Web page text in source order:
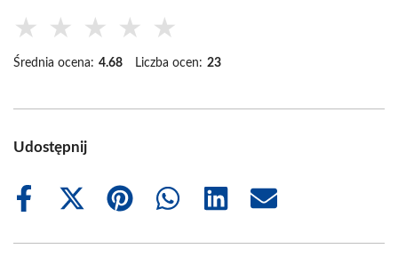
★ ★ ★ ★ ★
Średnia ocena: 4.68 Liczba ocen: 23
Udostępnij
Share
Share
(Twitter)
Share
Share
Share
Share